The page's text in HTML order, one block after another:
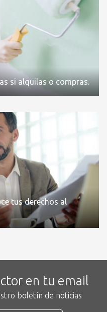
si alquilas o compras.
tus derechos al
en tu email
boletín de noticias